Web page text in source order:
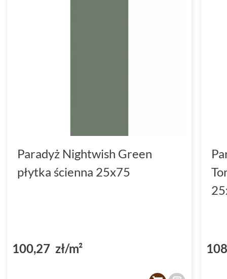
Paradyż Nightwish Green
płytka ścienna 25x75
100,27 zł/m²